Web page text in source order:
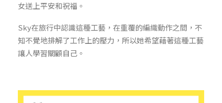
女送上平安和祝福。
Sky在旅行中認識這種工藝，在重覆的編織動作之間，不
知不覺地排解了工作上的壓力，所以她希望藉著這種工藝
讓人學習關顧自己。